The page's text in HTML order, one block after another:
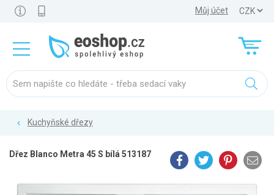
Můj účet
Kuchyňské dřezy
Dřez Blanco Metra 45 S bílá 513187